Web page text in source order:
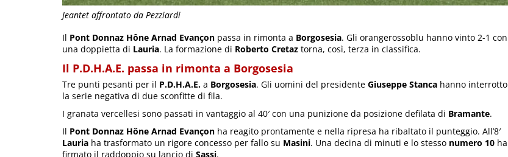
Jeantet affrontato da Pezziardi
Il Pont Donnaz Hône Arnad Evançon passa in rimonta a Borgosesia. Gli orangerossoblu hanno vinto 2-1 con
una doppietta di Lauria. La formazione di Roberto Cretaz torna, così, terza in classifica.
Il P.D.H.A.E. passa in rimonta a Borgosesia
Tre punti pesanti per il P.D.H.A.E. a Borgosesia. Gli uomini del presidente Giuseppe Stanca hanno interrotto
la serie negativa di due sconfitte di fila.
I granata vercellesi sono passati in vantaggio al 40′ con una punizione da posizione defilata di Bramante.
Il Pont Donnaz Hône Arnad Evançon ha reagito prontamente e nella ripresa ha ribaltato il punteggio. All’8′
Lauria ha trasformato un rigore concesso per fallo su Masini. Una decina di minuti e lo stesso numero 10 ha
firmato il raddoppio su lancio di Sassi.